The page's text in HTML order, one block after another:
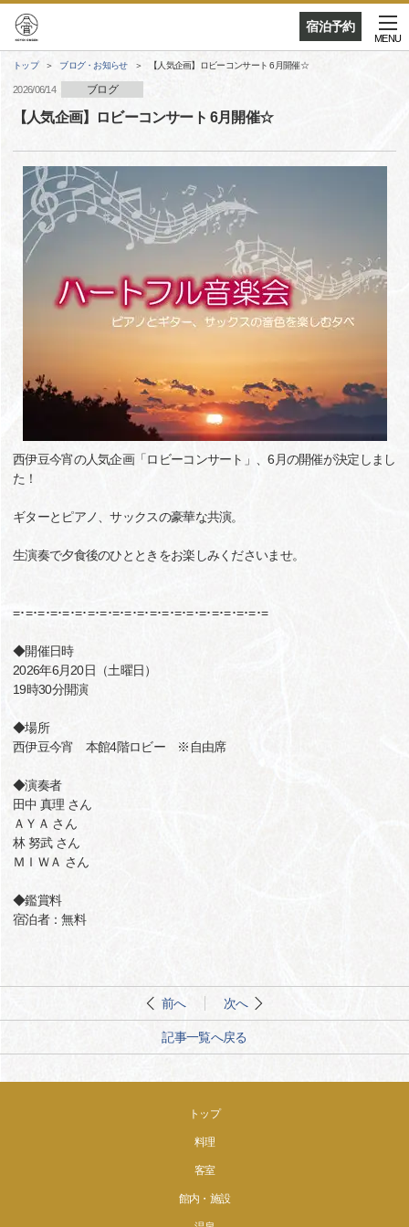
宿泊予約
MENU
トップ ブログ・お知らせ 【人気企画】ロビーコンサート 6月開催☆
2026/06/14 ブログ
【人気企画】ロビーコンサート 6月開催☆
西伊豆今宵の人気企画「ロビーコンサート」、6月の開催が決定しまし
た！
ギターとピアノ、サックスの豪華な共演。
生演奏で夕食後のひとときをお楽しみくださいませ。
=･=･=･=･=･=･=･=･=･=･=･=･=･=･=･=･=･=･=･=･=
◆開催日時
2026年6月20日（土曜日）
19時30分開演
◆場所
西伊豆今宵 本館4階ロビー ※自由席
◆演奏者
田中 真理 さん
ＡＹＡ さん
林 努武 さん
ＭＩＷＡ さん
◆鑑賞料
宿泊者：無料
前へ 次へ
記事一覧へ戻る
トップ
料理
客室
館内・施設